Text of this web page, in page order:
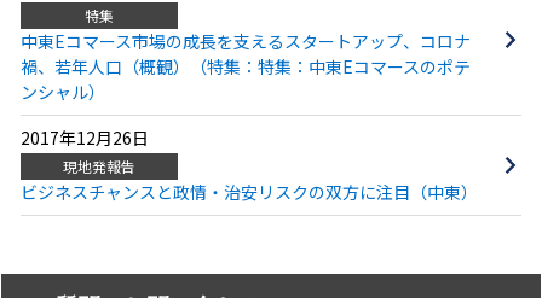
特集
中東Eコマース市場の成長を支えるスタートアップ、コロナ
禍、若年人口（概観）（特集：特集：中東Eコマースのポテ
ンシャル）
2017年12月26日
現地発報告
ビジネスチャンスと政情・治安リスクの双方に注目（中東）